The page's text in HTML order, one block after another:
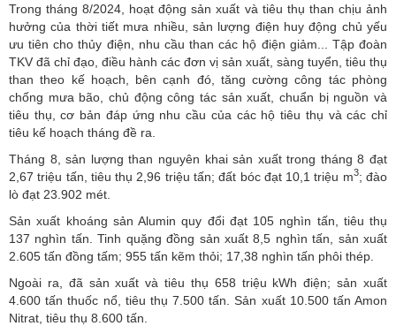
Trong tháng 8/2024, hoạt động sản xuất và tiêu thụ than chịu ảnh
hưởng của thời tiết mưa nhiều, sản lượng điện huy động chủ yếu
ưu tiên cho thủy điện, nhu cầu than các hộ điện giảm... Tập đoàn
TKV đã chỉ đạo, điều hành các đơn vị sản xuất, sàng tuyển, tiêu thụ
than theo kế hoạch, bên cạnh đó, tăng cường công tác phòng
chống mưa bão, chủ động công tác sản xuất, chuẩn bị nguồn và
tiêu thụ, cơ bản đáp ứng nhu cầu của các hộ tiêu thụ và các chỉ
tiêu kế hoạch tháng đề ra.
Tháng 8,sản lượng than nguyên khai sản xuất trong tháng 8 đạt
2,67 triệu tấn, tiêu thụ 2,96 triệu tấn; đất bóc đạt 10,1 triệu m3; đào
lò đạt 23.902 mét.
Sản xuất khoáng sản Alumin quy đổi đạt 105 nghìn tấn, tiêu thụ
137 nghìn tấn. Tinh quặng đồng sản xuất 8,5 nghìn tấn, sản xuất
2.605 tấn đồng tấm; 955 tấn kẽm thỏi; 17,38 nghìn tấn phôi thép.
Ngoài ra, đã sản xuất và tiêu thụ 658 triệu kWh điện; sản xuất
4.600 tấn thuốc nổ, tiêu thụ 7.500 tấn. Sản xuất 10.500 tấn Amon
Nitrat, tiêu thụ 8.600 tấn.